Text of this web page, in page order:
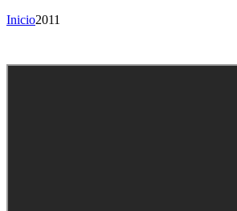
Inicio2011